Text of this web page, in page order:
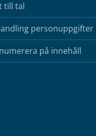
till tal
personuppgifter
på innehåll